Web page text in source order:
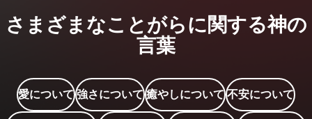
さまざまなことがらに関する神の
言葉
愛について強さについて癒やしについて不安について